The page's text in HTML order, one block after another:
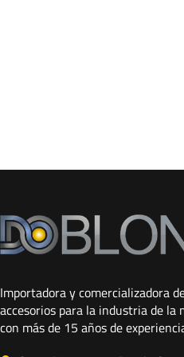
Importadora y comercializadora
accesorios para la industria de
con más de 15 años de